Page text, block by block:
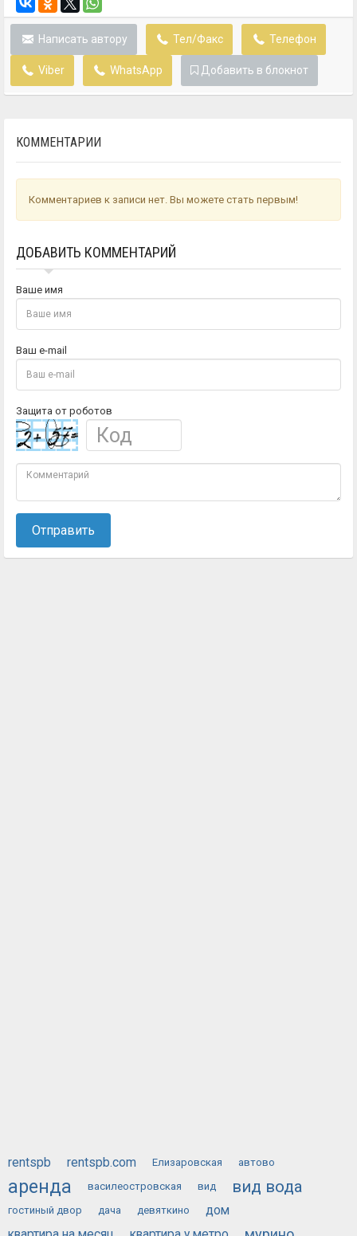
Написать автору Тел/Факс Телефон
Viber WhatsApp Добавить в блокнот
КОММЕНТАРИИ
Комментариев к записи нет. Вы можете стать первым!
ДОБАВИТЬ КОММЕНТАРИЙ
Ваше имя
Ваш e-mail
Защита от роботов
Отправить
rentspb rentspb.com Елизаровская автово
аренда василеостровская вид вид вода
гостиный двор дача девяткино
дом